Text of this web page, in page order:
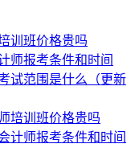
训班价格贵吗
师报考条件和时间
试范围是什么（更新
培训班价格贵吗
计师报考条件和时间